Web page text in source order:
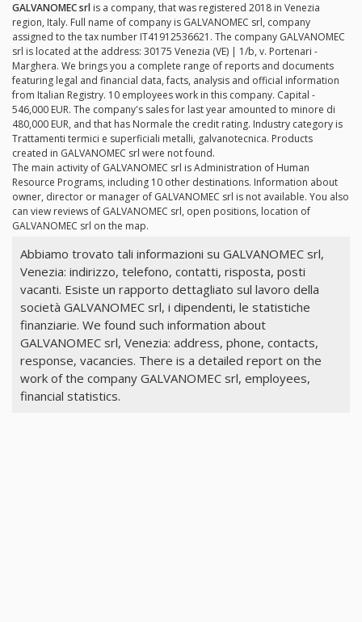
GALVANOMEC srl is a company, that was registered 2018 in Venezia
region, Italy. Full name of company is GALVANOMEC srl, company
assigned to the tax number IT41912536621. The company GALVANOMEC
srl is located at the address: 30175 Venezia (VE) | 1/b, v. Portenari -
Marghera. We brings you a complete range of reports and documents
featuring legal and financial data, facts, analysis and official information
from Italian Registry. 10 employees work in this company. Capital -
546,000 EUR. The company's sales for last year amounted to minore di
480,000 EUR, and that has Normale the credit rating. Industry category is
Trattamenti termici e superficiali metalli, galvanotecnica. Products
created in GALVANOMEC srl were not found.
The main activity of GALVANOMEC srl is Administration of Human
Resource Programs, including 10 other destinations. Information about
owner, director or manager of GALVANOMEC srl is not available. You also
can view reviews of GALVANOMEC srl, open positions, location of
GALVANOMEC srl on the map.
Abbiamo trovato tali informazioni su GALVANOMEC srl,
Venezia: indirizzo, telefono, contatti, risposta, posti
vacanti. Esiste un rapporto dettagliato sul lavoro della
società GALVANOMEC srl, i dipendenti, le statistiche
finanziarie. We found such information about
GALVANOMEC srl, Venezia: address, phone, contacts,
response, vacancies. There is a detailed report on the
work of the company GALVANOMEC srl, employees,
financial statistics.